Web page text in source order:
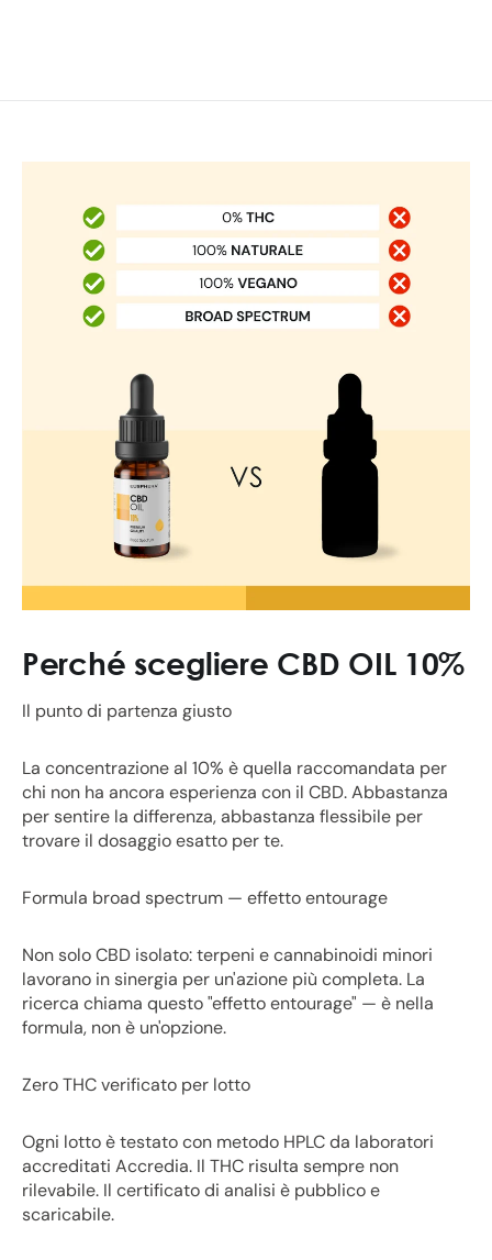
Perché scegliere CBD OIL 10%
Il punto di partenza giusto
La concentrazione al 10% è quella raccomandata per
chi non ha ancora esperienza con il CBD. Abbastanza
per sentire la differenza, abbastanza flessibile per
trovare il dosaggio esatto per te.
Formula broad spectrum — effetto entourage
Non solo CBD isolato: terpeni e cannabinoidi minori
lavorano in sinergia per un'azione più completa. La
ricerca chiama questo "effetto entourage" — è nella
formula, non è un'opzione.
Zero THC verificato per lotto
Ogni lotto è testato con metodo HPLC da laboratori
accreditati Accredia. Il THC risulta sempre non
rilevabile. Il certificato di analisi è pubblico e
scaricabile.